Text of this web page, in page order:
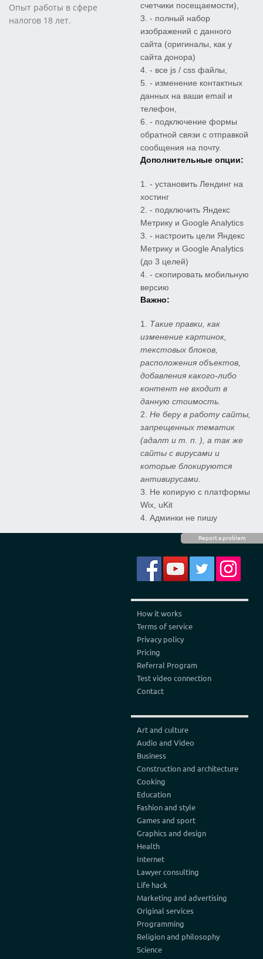
Report a problem
Опыт работы в сфере
налогов 18 лет.
счетчики посещаемости),
- полный набор
изображений с данного
сайта (оригиналы, как у
сайта донора)
- все js / css файлы,
- изменение контактных
данных на ваши email и
телефон,
- подключение формы
обратной связи с отправкой
сообщения на почту.
Дополнительные опции:
- установить Лендинг на
хостинг
- подключить Яндекс
Метрику и Google Analytics
- настроить цели Яндекс
Метрику и Google Analytics
(до 3 целей)
- скопировать мобильную
версию
Важно:
Такие правки, как
изменение картинок,
текстовых блоков,
расположения объектов,
добавления какого-либо
контент не входит в
данную стоимость.
Не беру в работу сайты,
запрещенных тематик
(адалт и т. п. ), а так же
сайты с вирусами и
которые блокируются
антивирусами.
Не копирую с платформы
Wix, uKit
Админки не пишу
How it works
Terms of service
Privacy policy
Pricing
Referral Program
Test video connection
Contact
Art and culture
Audio and Video
Business
Construction and architecture
Cooking
Education
Fashion and style
Games and sport
Graphics and design
Health
Internet
Lawyer consulting
Life hack
Marketing and advertising
Original services
Programming
Religion and philosophy
Science